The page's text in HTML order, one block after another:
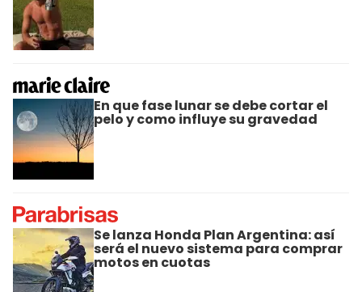
En que fase lunar se debe cortar el
pelo y como influye su gravedad
Se lanza Honda Plan Argentina: así
será el nuevo sistema para comprar
motos en cuotas